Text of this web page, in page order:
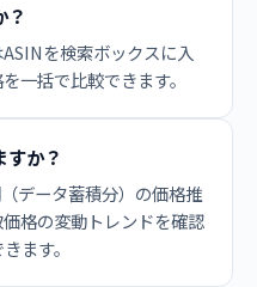
？
を検索ボックスに入
一括で比較できます。
すか？
データ蓄積分）の価格推
格の変動トレンドを確認
ます。